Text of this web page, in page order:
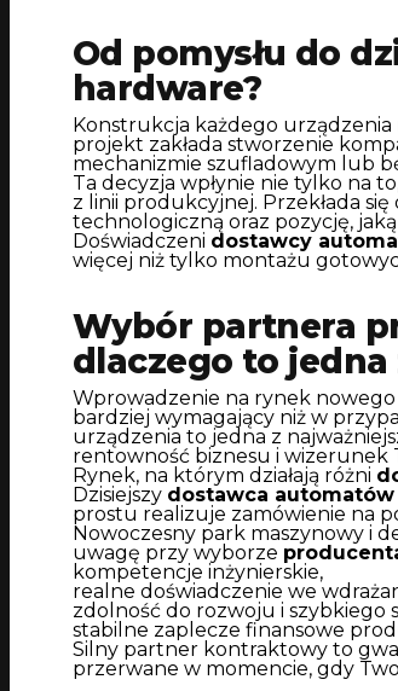
Od pomysłu do
hardware?
Konstrukcja każdego
projekt zakłada stworzenie
mechanizmie szufladowym lub
Ta decyzja wpłynie nie tylko na
z linii produkcyjnej. Przekłada
technologiczną oraz pozycję,
Doświadczeni dostawcy
więcej niż tylko montażu
Wybór partnera
dlaczego to
Wprowadzenie na rynek
bardziej wymagający niż w
urządzenia to jedna z
rentowność biznesu i wizerunek
Rynek, na którym działają różni
Dzisiejszy dostawca
prostu realizuje zamówienie na
Nowoczesny park maszynowy i
uwagę przy wyborze
kompetencje inżynierskie,
realne doświadczenie we
zdolność do rozwoju i szybkiego
stabilne zaplecze finansowe
Silny partner kontraktowy to
przerwane w momencie, gdy